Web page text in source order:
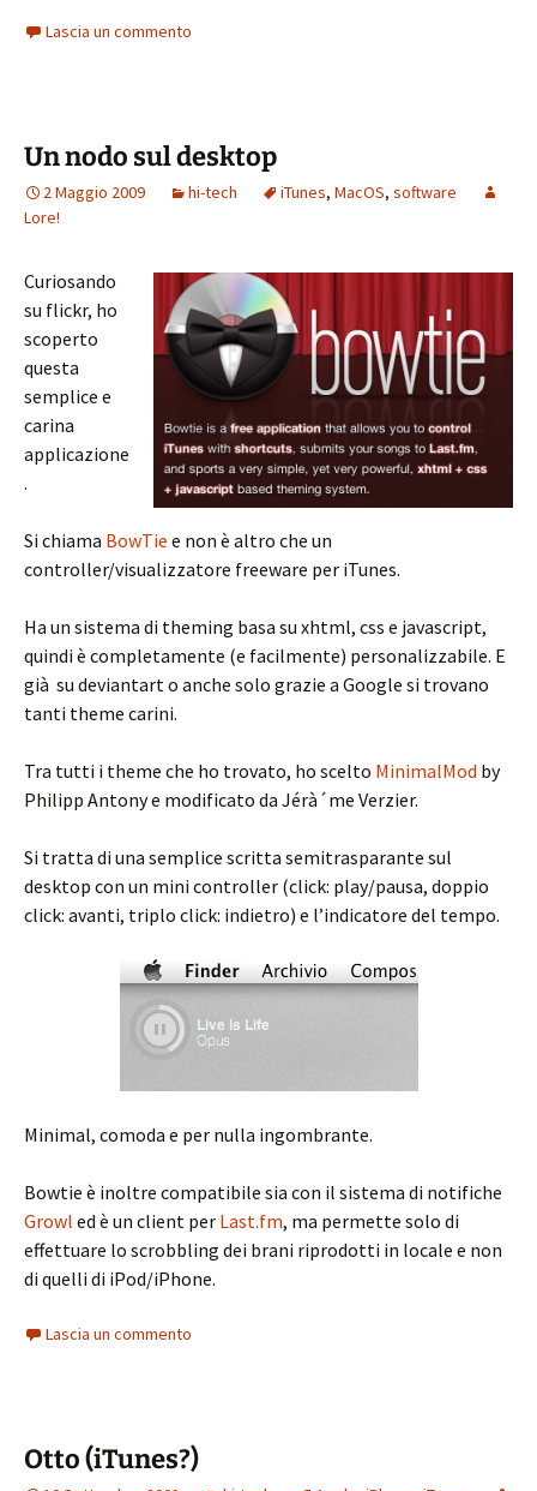
Lascia un commento
Un nodo sul desktop
2 Maggio 2009 hi-tech iTunes, MacOS, software
Lore!
Curiosando
su flickr, ho
scoperto
questa
semplice e
carina
applicazione
.
Si chiama BowTie e non è altro che un
controller/visualizzatore freeware per iTunes.
Ha un sistema di theming basa su xhtml, css e javascript,
quindi è completamente (e facilmente) personalizzabile. E
già su deviantart o anche solo grazie a Google si trovano
tanti theme carini.
Tra tutti i theme che ho trovato, ho scelto MinimalMod by
Philipp Antony e modificato da Jérà´me Verzier.
Si tratta di una semplice scritta semitrasparante sul
desktop con un mini controller (click: play/pausa, doppio
click: avanti, triplo click: indietro) e l’indicatore del tempo.
Minimal, comoda e per nulla ingombrante.
Bowtie è inoltre compatibile sia con il sistema di notifiche
Growl ed è un client per Last.fm, ma permette solo di
effettuare lo scrobbling dei brani riprodotti in locale e non
di quelli di iPod/iPhone.
Lascia un commento
Otto (iTunes?)